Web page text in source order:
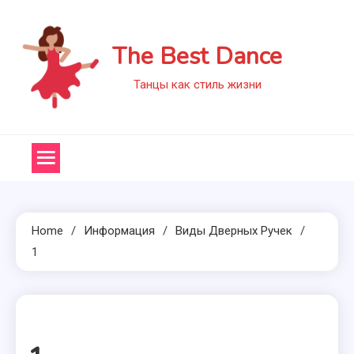
content
The Best Dance
Танцы как стиль жизни
Home Информация
Виды Дверных Ручек
1